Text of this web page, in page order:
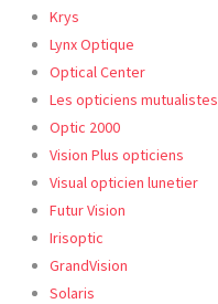
Krys
Lynx Optique
Optical Center
Les opticiens mutualistes
Optic 2000
Vision Plus opticiens
Visual opticien lunetier
Futur Vision
Irisoptic
GrandVision
Solaris